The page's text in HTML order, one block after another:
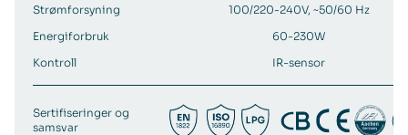
Strømforsyning
100/220-240V, ~50/60 Hz
Energiforbruk
60-230W
Kontroll
IR-sensor
Sertifiseringer og
samsvar